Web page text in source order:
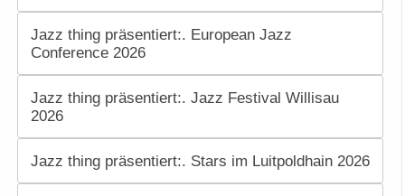
Jazz thing präsentiert:. European Jazz
Conference 2026
Jazz thing präsentiert:. Jazz Festival Willisau
2026
Jazz thing präsentiert:. Stars im Luitpoldhain 2026